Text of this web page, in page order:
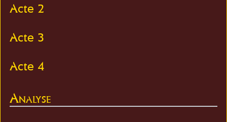
Acte 2
Acte 3
Acte 4
Analyse